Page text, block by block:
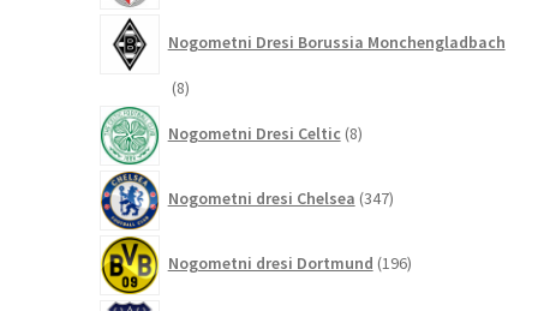
Nogometni Dresi Borussia Monchengladbach
88
Nogometni Dresi Celtic 8izdelkov
Nogometni dresi Chelsea 347izdelkov
Nogometni dresi Dortmund 196izdelkov